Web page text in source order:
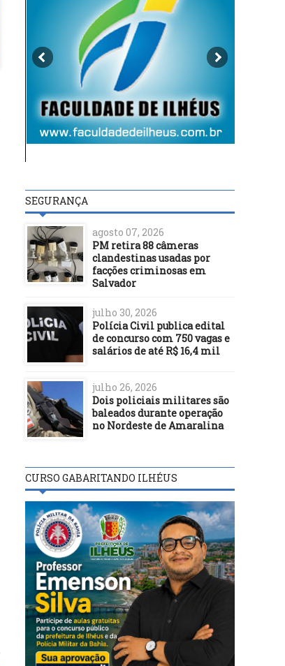
SEGURANÇA
agosto 07, 2026
PM retira 88 câmeras
clandestinas usadas por
facções criminosas em
Salvador
julho 30, 2026
Polícia Civil publica edital
de concurso com 750 vagas e
salários de até R$ 16,4 mil
julho 26, 2026
Dois policiais militares são
baleados durante operação
no Nordeste de Amaralina
CURSO GABARITANDO ILHÉUS